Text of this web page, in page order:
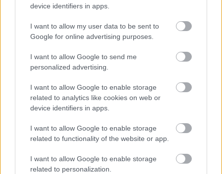
device identifiers in apps.
I want to allow my user data to be sent to
Google for online advertising purposes.
I want to allow Google to send me
personalized advertising.
I want to allow Google to enable storage
related to analytics like cookies on web or
device identifiers in apps.
I want to allow Google to enable storage
related to functionality of the website or app.
I want to allow Google to enable storage
related to personalization.
A Bajcsy sarkán változik a kép, modern házak
jönnek: